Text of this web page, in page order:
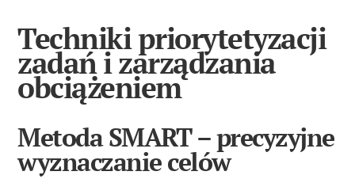
Techniki priorytetyzacji
zadań i zarządzania
obciążeniem
Metoda SMART – precyzyjne
wyznaczanie celów